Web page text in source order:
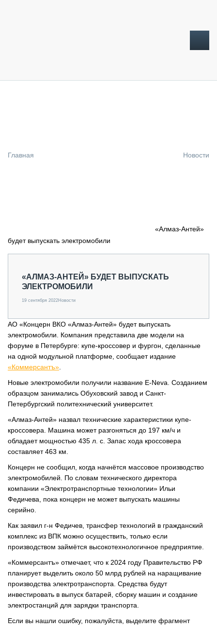
СПЕЦПРОЕКТЫ
О ПРОЕКТЕ
Главная Новости
«Алмаз-Антей»
будет выпускать электромобили
«АЛМАЗ-АНТЕЙ» БУДЕТ ВЫПУСКАТЬ
ЭЛЕКТРОМОБИЛИ
19 сентября 2022Новости
АО «Концерн ВКО «Алмаз-Антей» будет выпускать
электромобили. Компания представила две модели на
форуме в Петербурге: купе-кроссовер и фургон, сделанные
на одной модульной платформе, сообщает издание
«Коммерсантъ»
Новые электромобили получили название E-Neva. Созданием
образцом занимались Обуховский завод и Санкт-
Петербургский политехнический университет.
«Алмаз-Антей» назвал технические характеристики купе-
кроссовера. Машина может разгоняться до 197 км/ч и
обладает мощностью 435 л. с. Запас хода кроссовера
составляет 463 км.
Концерн не сообщил, когда начнётся массовое производство
электромобилей. По словам технического директора
компании «Электротранспортные технологии» Ильи
Федичева, пока концерн не может выпускать машины
серийно.
Как заявил г-н Федичев, трансфер технологий в гражданский
комплекс из ВПК можно осуществить, только если
производством займётся высокотехнологичное предприятие.
«Коммерсантъ» отмечает, что к 2024 году Правительство РФ
планирует выделить около 50 млрд рублей на наращивание
производства электротранспорта. Средства будут
инвестировать в выпуск батарей, сборку машин и создание
электростанций для зарядки транспорта.
Если вы нашли ошибку, пожалуйста, выделите фрагмент